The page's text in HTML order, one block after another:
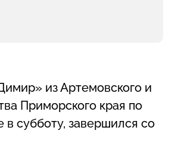
из Артемовского и
Приморского края по
субботу, завершился со